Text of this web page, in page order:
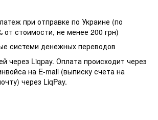
при отправке по Украине (по
от стоимости, не менее 200 грн)
системи денежных переводов
через Liqpay. Оплата происходит через
на E-mail (выписку счета на
через LiqPay.